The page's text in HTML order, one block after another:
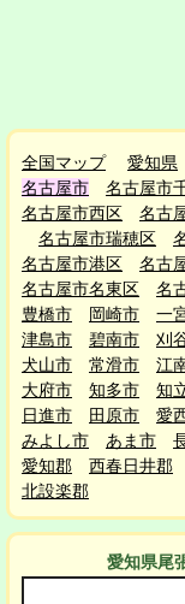
全国マップ
愛知県
名古屋市
名古屋市
名古屋市西区
名古
名古屋市瑞穂区
名古屋市港区
名古
名古屋市名東区
名
豊橋市
岡崎市 一
津島市
碧南市 刈
犬山市
常滑市 江
大府市
知多市 知
日進市
田原市 愛
みよし市
あま市
愛知郡
西春日井郡
北設楽郡
愛知県尾